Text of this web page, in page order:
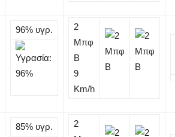
96% υγρ.
2
Μπφ
B
9
Km/h
85% υγρ.
2